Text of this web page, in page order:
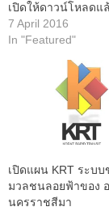
เปิดให้ดาวน์โหลดแ
7 April 2016
In "Featured"
เปิดแผน KRT ระบบ
มวลชนลอยฟ้าของ อ
นครราชสีมา